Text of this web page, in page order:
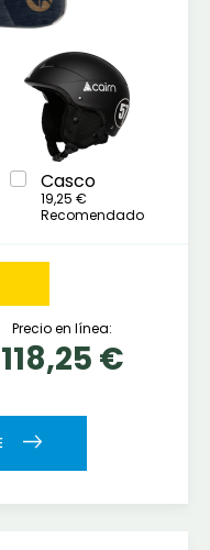
Casco
19,25 €
Recomendado
Precio en línea:
118,25 €